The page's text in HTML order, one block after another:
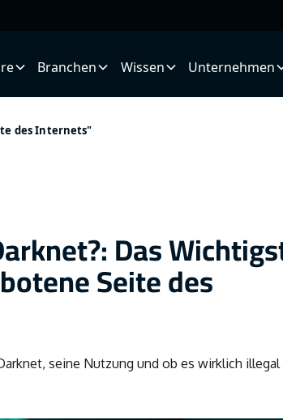
Branchen Wissen Unternehmen
des Internets"
Das
Seite des
seine Nutzung und ob es wirklich